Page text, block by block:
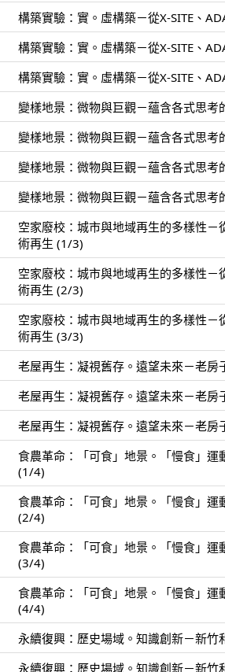
構築實驗：實。虛構築－從X-SITE、
構築實驗：實。虛構築－從X-SITE、
構築實驗：實。虛構築－從X-SITE、
變樣地景：微物與巨觀－蘊含各式思考
變樣地景：微物與巨觀－蘊含各式思考
變樣地景：微物與巨觀－蘊含各式思考
變樣地景：微物與巨觀－蘊含各式思考
空家廢校：城市與地域再生的多樣性
術再生 (1/3)
空家廢校：城市與地域再生的多樣性
術再生 (2/3)
空家廢校：城市與地域再生的多樣性
術再生 (3/3)
老屋再生：凝視舊存。遠望未來－老
老屋再生：凝視舊存。遠望未來－老
老屋再生：凝視舊存。遠望未來－老
食農革命：「可食」地景。「慢食」
(1/4)
食農革命：「可食」地景。「慢食」
(2/4)
食農革命：「可食」地景。「慢食」
(3/4)
食農革命：「可食」地景。「慢食」
(4/4)
永續復興：歷史場域。知識創新－新
永續復興：歷史場域。知識創新－新